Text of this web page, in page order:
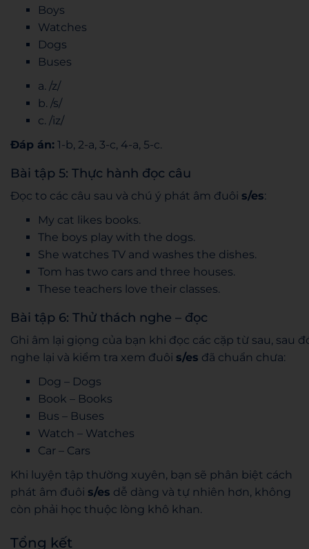
Boys
Watches
Dogs
Buses
a. /z/
b. /s/
c. /iz/
Đáp án: 1-b, 2-a, 3-c, 4-a, 5-c.
Bài tập 5: Thực hành đọc câu
Đọc to các câu sau và chú ý phát âm đuôi s/es:
My cat likes books.
The boys play with the dogs.
She watches TV and washes the dishes.
Tom has two cars and three houses.
These teachers love their classes.
Bài tập 6: Thử thách nghe – đọc
Ghi âm lại giọng của bạn khi đọc các cặp từ sau, sau
nghe lại và kiểm tra xem đuôi s/es đã chuẩn chưa:
Dog – Dogs
Book – Books
Bus – Buses
Watch – Watches
Car – Cars
Khi luyện tập thường xuyên, bạn sẽ phân biệt cách
phát âm đuôi s/es dễ dàng và tự nhiên hơn, không
còn phải học thuộc lòng khô khan.
Tổng kết